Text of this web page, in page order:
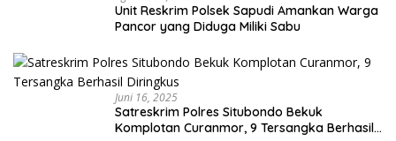
Unit Reskrim Polsek Sapudi Amankan Warga
Pancor yang Diduga Miliki Sabu
Juni 16, 2025
Satreskrim Polres Situbondo Bekuk
Komplotan Curanmor, 9 Tersangka Berhasil